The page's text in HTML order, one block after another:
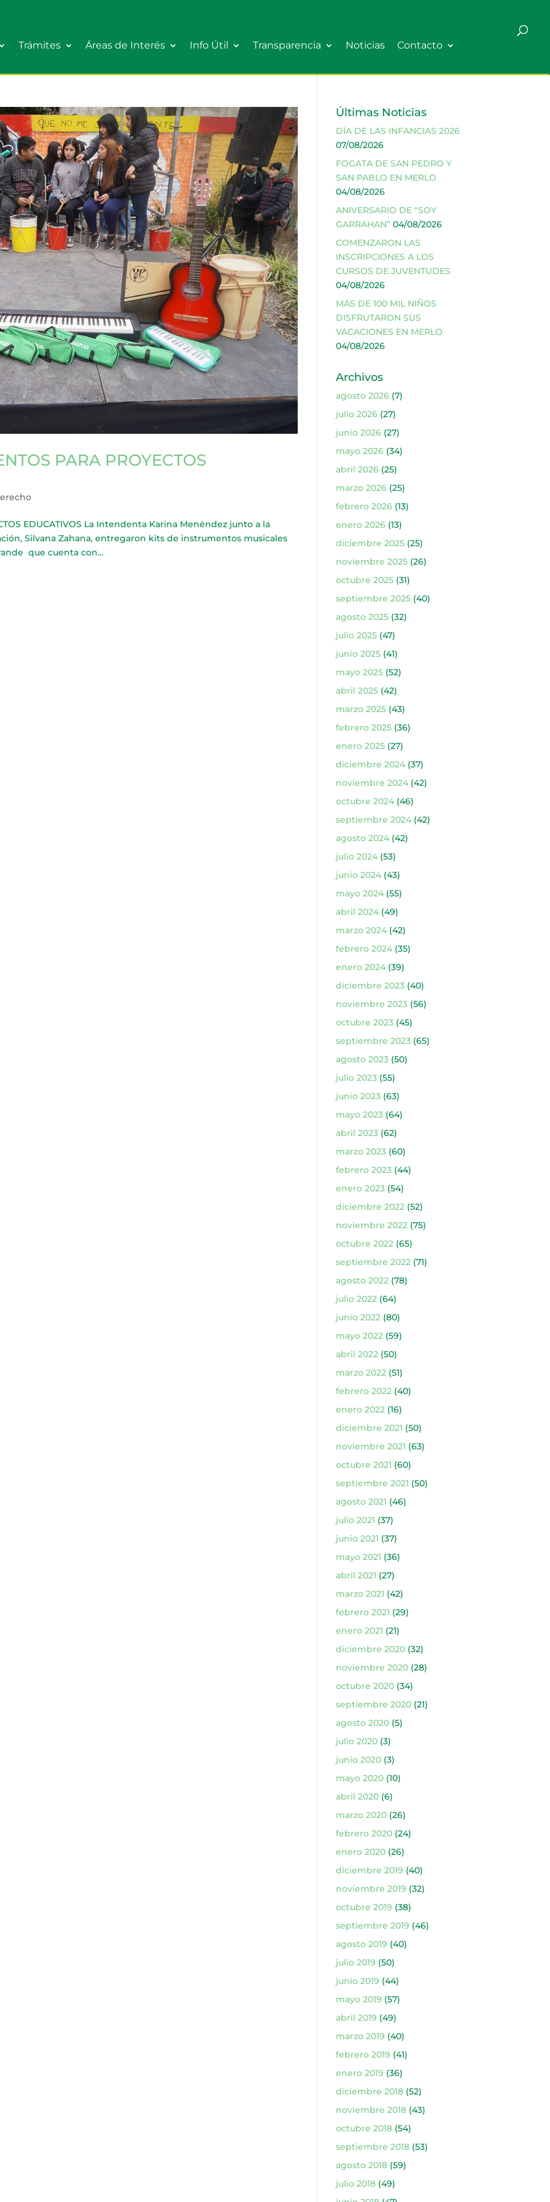
Trámites Áreas de Interés Info Útil Transparencia Noticias Contacto
PARA PROYECTOS
EDUCATIVOS La Intendenta Karina Menéndez junto a la
Silvana Zahana, entregaron kits de instrumentos musicales
que cuenta con...
Últimas Noticias
DÍA DE LAS INFANCIAS 2026
07/08/2026
FOGATA DE SAN PEDRO Y
SAN PABLO EN MERLO
04/08/2026
ANIVERSARIO DE “SOY
GARRAHAN” 04/08/2026
COMENZARON LAS
INSCRIPCIONES A LOS
CURSOS DE JUVENTUDES
04/08/2026
MÁS DE 100 MIL NIÑOS
DISFRUTARON SUS
VACACIONES EN MERLO
04/08/2026
Archivos
agosto 2026(7)
julio 2026(27)
junio 2026(27)
mayo 2026(34)
abril 2026(25)
marzo 2026(25)
febrero 2026(13)
enero 2026(13)
diciembre 2025(25)
noviembre 2025(26)
octubre 2025(31)
septiembre 2025(40)
agosto 2025(32)
julio 2025(47)
junio 2025(41)
mayo 2025(52)
abril 2025(42)
marzo 2025(43)
febrero 2025(36)
enero 2025(27)
diciembre 2024(37)
noviembre 2024(42)
octubre 2024(46)
septiembre 2024(42)
agosto 2024(42)
julio 2024(53)
junio 2024(43)
mayo 2024(55)
abril 2024(49)
marzo 2024(42)
febrero 2024(35)
enero 2024(39)
diciembre 2023(40)
noviembre 2023(56)
octubre 2023(45)
septiembre 2023(65)
agosto 2023(50)
julio 2023(55)
junio 2023(63)
mayo 2023(64)
abril 2023(62)
marzo 2023(60)
febrero 2023(44)
enero 2023(54)
diciembre 2022(52)
noviembre 2022(75)
octubre 2022(65)
septiembre 2022(71)
agosto 2022(78)
julio 2022(64)
junio 2022(80)
mayo 2022(59)
abril 2022(50)
marzo 2022(51)
febrero 2022(40)
enero 2022(16)
diciembre 2021 (50)
noviembre 2021 (63)
octubre 2021 (60)
septiembre 2021 (50)
agosto 2021 (46)
julio 2021 (37)
junio 2021 (37)
mayo 2021 (36)
abril 2021 (27)
marzo 2021 (42)
febrero 2021 (29)
enero 2021 (21)
diciembre 2020(32)
noviembre 2020(28)
octubre 2020(34)
septiembre 2020(21)
agosto 2020(5)
julio 2020(3)
junio 2020(3)
mayo 2020(10)
abril 2020(6)
marzo 2020(26)
febrero 2020(24)
enero 2020(26)
diciembre 2019 (40)
noviembre 2019 (32)
octubre 2019 (38)
septiembre 2019 (46)
agosto 2019 (40)
julio 2019 (50)
junio 2019 (44)
mayo 2019 (57)
abril 2019 (49)
marzo 2019 (40)
febrero 2019 (41)
enero 2019 (36)
diciembre 2018(52)
noviembre 2018(43)
octubre 2018(54)
septiembre 2018(53)
agosto 2018(59)
julio 2018(49)